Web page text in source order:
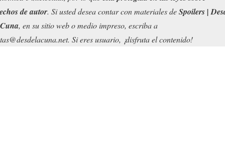
de autor. Si usted desea contar con materiales deSpoilers |
, en su sitio web o medio impreso, escriba a
Si eres usuario, ¡disfruta el contenido!